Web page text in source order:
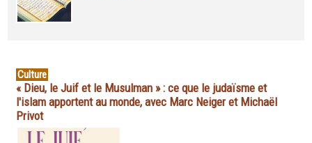
Culture
« Dieu, le Juif et le Musulman » : ce que le judaïsme et
l'islam apportent au monde, avec Marc Neiger et Michaël
Privot